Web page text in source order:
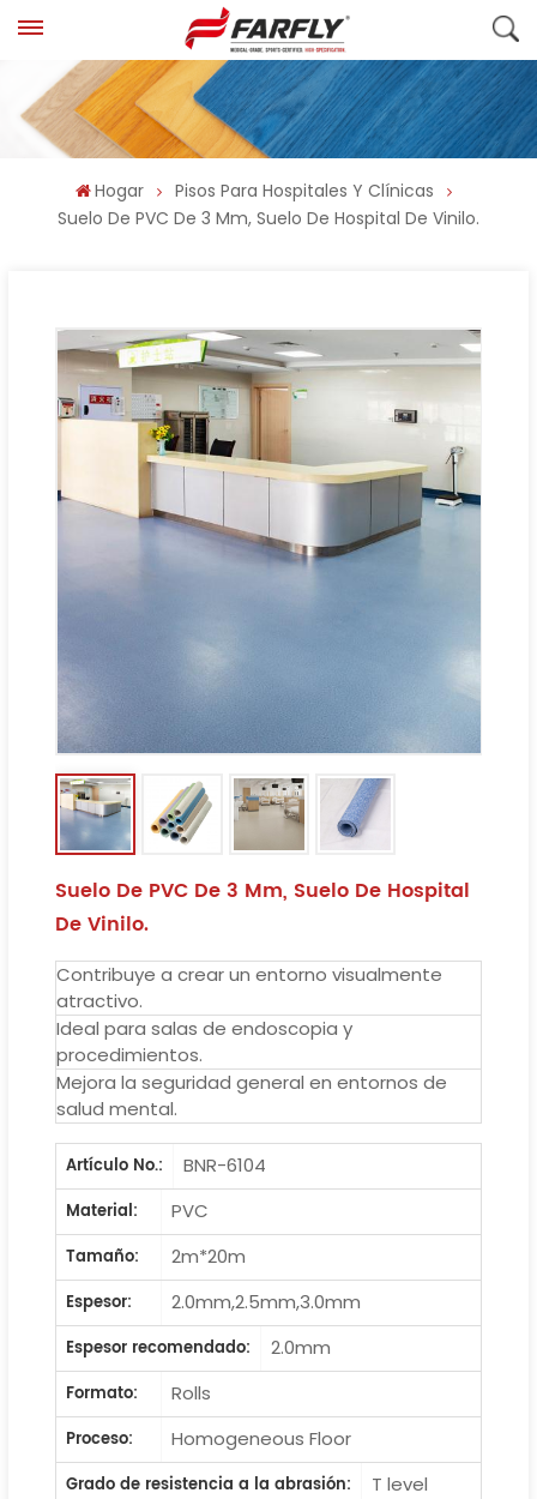
Hogar
Pisos Para Hospitales Y Clínicas
Suelo De PVC De 3 Mm, Suelo De Hospital De Vinilo.
Suelo De PVC De 3 Mm, Suelo De Hospital
De Vinilo.
Contribuye a crear un entorno visualmente
atractivo.
Ideal para salas de endoscopia y
procedimientos.
Mejora la seguridad general en entornos de
salud mental.
Artículo No.:
BNR-6104
Material:
PVC
Tamaño:
2m*20m
Espesor:
2.0mm,2.5mm,3.0mm
Espesor recomendado:
2.0mm
Formato:
Rolls
Proceso:
Homogeneous Floor
Grado de resistencia a la abrasión:
T level